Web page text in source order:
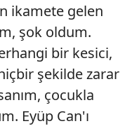
ikamete gelen
şok oldum.
bir kesici,
şekilde zarar
çocukla
Eyüp Can'ı